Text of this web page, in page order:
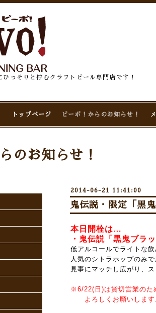
っそりと佇むクラフトビール専門店です！
トップページ ビーボ！からのお知らせ！
のお知らせ！
2014-06-21 11:41:00
鬼伝説・限定「黒
本日開栓は…
・鬼伝説 「黒鬼ブラ
低アルコールでライトな
人気のシトラホップのみ
見事にマッチし広がり、
※6/22(日)は貸切営業のた
よろしくお願いします